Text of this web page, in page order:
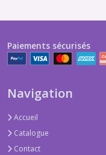
Paiements sécurisés
Navigation
Accueil
Catalogue
Contact